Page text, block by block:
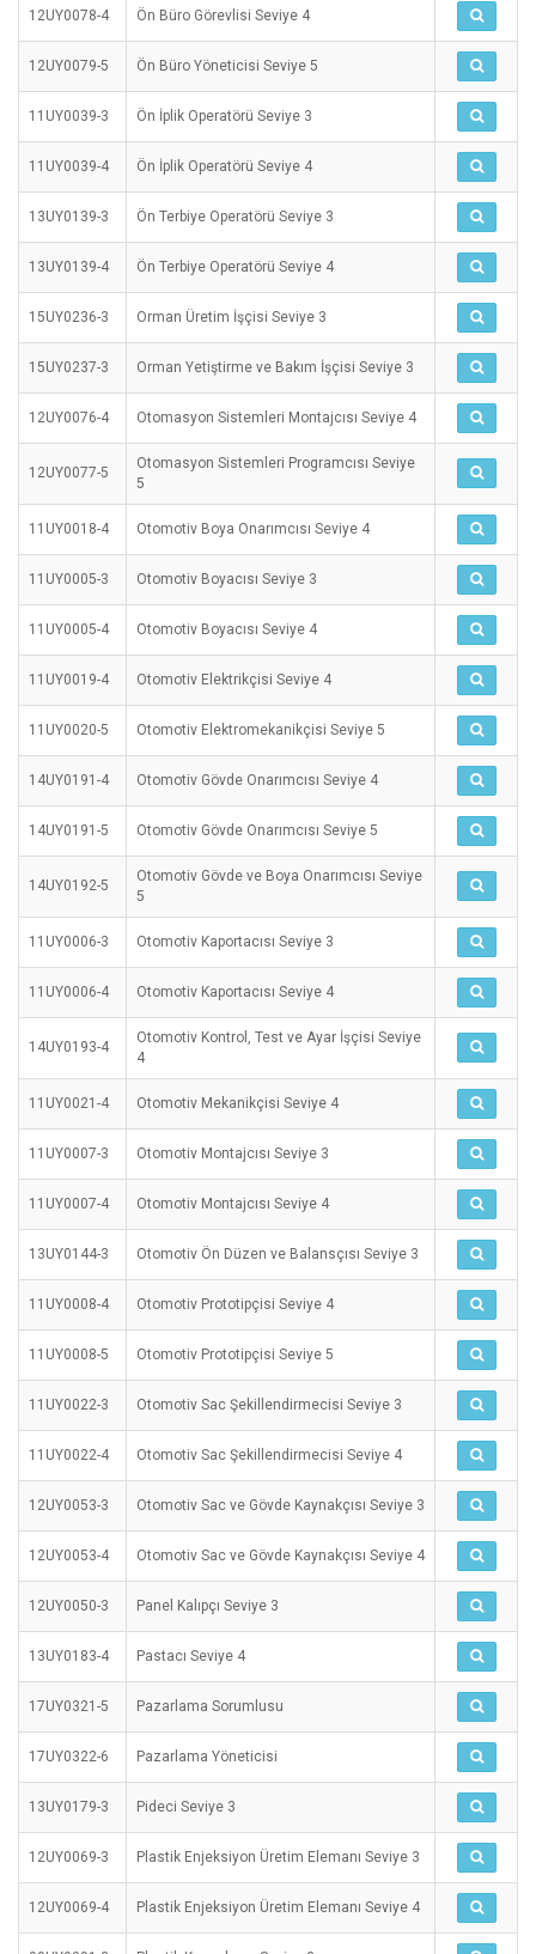
12UY0078-4 Ön Büro Görevlisi Seviye 4
12UY0079-5 Ön Büro Yöneticisi Seviye 5
11UY0039-3 Ön İplik Operatörü Seviye 3
11UY0039-4 Ön İplik Operatörü Seviye 4
13UY0139-3 Ön Terbiye Operatörü Seviye 3
13UY0139-4 Ön Terbiye Operatörü Seviye 4
15UY0236-3 Orman Üretim İşçisi Seviye 3
15UY0237-3 Orman Yetiştirme ve Bakım İşçisi Seviye 3
12UY0076-4 Otomasyon Sistemleri Montajcısı Seviye 4
12UY0077-5
Otomasyon Sistemleri Programcısı Seviye
5
11UY0018-4 Otomotiv Boya Onarımcısı Seviye 4
11UY0005-3 Otomotiv Boyacısı Seviye 3
11UY0005-4 Otomotiv Boyacısı Seviye 4
11UY0019-4 Otomotiv Elektrikçisi Seviye 4
11UY0020-5 Otomotiv Elektromekanikçisi Seviye 5
14UY0191-4 Otomotiv Gövde Onarımcısı Seviye 4
14UY0191-5 Otomotiv Gövde Onarımcısı Seviye 5
14UY0192-5
Otomotiv Gövde ve Boya Onarımcısı Seviye
5
11UY0006-3 Otomotiv Kaportacısı Seviye 3
11UY0006-4 Otomotiv Kaportacısı Seviye 4
14UY0193-4
Otomotiv Kontrol, Test ve Ayar İşçisi Seviye
4
11UY0021-4 Otomotiv Mekanikçisi Seviye 4
11UY0007-3 Otomotiv Montajcısı Seviye 3
11UY0007-4 Otomotiv Montajcısı Seviye 4
13UY0144-3 Otomotiv Ön Düzen ve Balansçısı Seviye 3
11UY0008-4 Otomotiv Prototipçisi Seviye 4
11UY0008-5 Otomotiv Prototipçisi Seviye 5
11UY0022-3 Otomotiv Sac Şekillendirmecisi Seviye 3
11UY0022-4 Otomotiv Sac Şekillendirmecisi Seviye 4
12UY0053-3 Otomotiv Sac ve Gövde Kaynakçısı Seviye 3
12UY0053-4 Otomotiv Sac ve Gövde Kaynakçısı Seviye 4
12UY0050-3 Panel Kalıpçı Seviye 3
13UY0183-4 Pastacı Seviye 4
17UY0321-5 Pazarlama Sorumlusu
17UY0322-6 Pazarlama Yöneticisi
13UY0179-3 Pideci Seviye 3
12UY0069-3 Plastik Enjeksiyon Üretim Elemanı Seviye 3
12UY0069-4 Plastik Enjeksiyon Üretim Elemanı Seviye 4